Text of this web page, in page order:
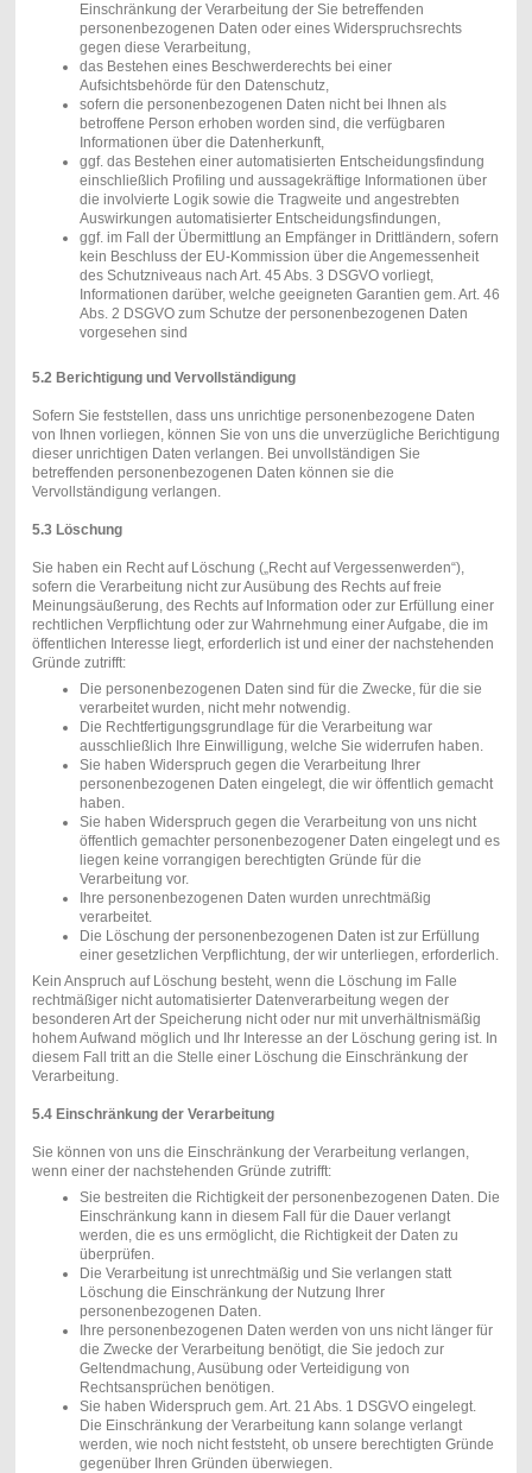
Einschränkung der Verarbeitung der Sie betreffenden
personenbezogenen Daten oder eines Widerspruchsrechts
gegen diese Verarbeitung,
das Bestehen eines Beschwerderechts bei einer
Aufsichtsbehörde für den Datenschutz,
sofern die personenbezogenen Daten nicht bei Ihnen als
betroffene Person erhoben worden sind, die verfügbaren
Informationen über die Datenherkunft,
ggf. das Bestehen einer automatisierten Entscheidungsfindung
einschließlich Profiling und aussagekräftige Informationen über
die involvierte Logik sowie die Tragweite und angestrebten
Auswirkungen automatisierter Entscheidungsfindungen,
ggf. im Fall der Übermittlung an Empfänger in Drittländern, sofern
kein Beschluss der EU-Kommission über die Angemessenheit
des Schutzniveaus nach Art. 45 Abs. 3 DSGVO vorliegt,
Informationen darüber, welche geeigneten Garantien gem. Art. 46
Abs. 2 DSGVO zum Schutze der personenbezogenen Daten
vorgesehen sind
5.2 Berichtigung und Vervollständigung
Sofern Sie feststellen, dass uns unrichtige personenbezogene Daten
von Ihnen vorliegen, können Sie von uns die unverzügliche Berichtigung
dieser unrichtigen Daten verlangen. Bei unvollständigen Sie
betreffenden personenbezogenen Daten können sie die
Vervollständigung verlangen.
5.3 Löschung
Sie haben ein Recht auf Löschung („Recht auf Vergessenwerden“),
sofern die Verarbeitung nicht zur Ausübung des Rechts auf freie
Meinungsäußerung, des Rechts auf Information oder zur Erfüllung einer
rechtlichen Verpflichtung oder zur Wahrnehmung einer Aufgabe, die im
öffentlichen Interesse liegt, erforderlich ist und einer der nachstehenden
Gründe zutrifft:
Die personenbezogenen Daten sind für die Zwecke, für die sie
verarbeitet wurden, nicht mehr notwendig.
Die Rechtfertigungsgrundlage für die Verarbeitung war
ausschließlich Ihre Einwilligung, welche Sie widerrufen haben.
Sie haben Widerspruch gegen die Verarbeitung Ihrer
personenbezogenen Daten eingelegt, die wir öffentlich gemacht
haben.
Sie haben Widerspruch gegen die Verarbeitung von uns nicht
öffentlich gemachter personenbezogener Daten eingelegt und es
liegen keine vorrangigen berechtigten Gründe für die
Verarbeitung vor.
Ihre personenbezogenen Daten wurden unrechtmäßig
verarbeitet.
Die Löschung der personenbezogenen Daten ist zur Erfüllung
einer gesetzlichen Verpflichtung, der wir unterliegen, erforderlich.
Kein Anspruch auf Löschung besteht, wenn die Löschung im Falle
rechtmäßiger nicht automatisierter Datenverarbeitung wegen der
besonderen Art der Speicherung nicht oder nur mit unverhältnismäßig
hohem Aufwand möglich und Ihr Interesse an der Löschung gering ist. In
diesem Fall tritt an die Stelle einer Löschung die Einschränkung der
Verarbeitung.
5.4 Einschränkung der Verarbeitung
Sie können von uns die Einschränkung der Verarbeitung verlangen,
wenn einer der nachstehenden Gründe zutrifft:
Sie bestreiten die Richtigkeit der personenbezogenen Daten. Die
Einschränkung kann in diesem Fall für die Dauer verlangt
werden, die es uns ermöglicht, die Richtigkeit der Daten zu
überprüfen.
Die Verarbeitung ist unrechtmäßig und Sie verlangen statt
Löschung die Einschränkung der Nutzung Ihrer
personenbezogenen Daten.
Ihre personenbezogenen Daten werden von uns nicht länger für
die Zwecke der Verarbeitung benötigt, die Sie jedoch zur
Geltendmachung, Ausübung oder Verteidigung von
Rechtsansprüchen benötigen.
Sie haben Widerspruch gem. Art. 21 Abs. 1 DSGVO eingelegt.
Die Einschränkung der Verarbeitung kann solange verlangt
werden, wie noch nicht feststeht, ob unsere berechtigten Gründe
gegenüber Ihren Gründen überwiegen.